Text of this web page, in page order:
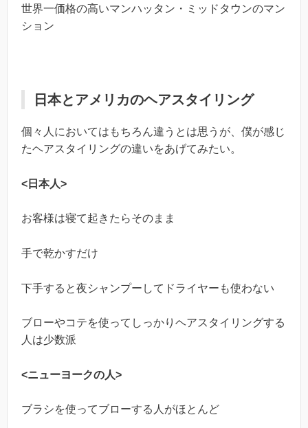
世界一価格の高いマンハッタン・ミッドタウンのマン
ション
日本とアメリカのヘアスタイリング
個々人においてはもちろん違うとは思うが、僕が感じ
たヘアスタイリングの違いをあげてみたい。
<日本人>
お客様は寝て起きたらそのまま
手で乾かすだけ
下手すると夜シャンプーしてドライヤーも使わない
ブローやコテを使ってしっかりヘアスタイリングする
人は少数派
<ニューヨークの人>
ブラシを使ってブローする人がほとんど